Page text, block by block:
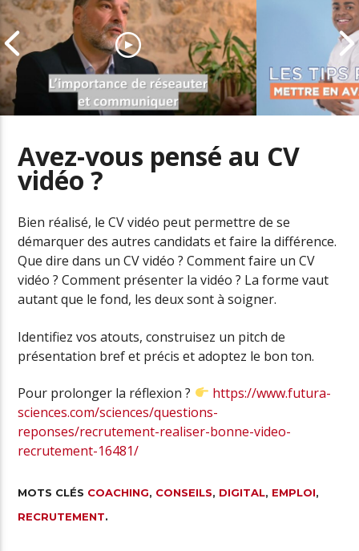
Avez-vous pensé au CV
vidéo ?
Bien réalisé, le CV vidéo peut permettre de se
démarquer des autres candidats et faire la différence.
Que dire dans un CV vidéo ? Comment faire un CV
vidéo ? Comment présenter la vidéo ? La forme vaut
autant que le fond, les deux sont à soigner.
Identifiez vos atouts, construisez un pitch de
présentation bref et précis et adoptez le bon ton.
Pour prolonger la réflexion ?
https://www.futura-
sciences.com/sciences/questions-
reponses/recrutement-realiser-bonne-video-
recrutement-16481/
MOTS CLÉS COACHING, CONSEILS, DIGITAL, EMPLOI,
RECRUTEMENT.